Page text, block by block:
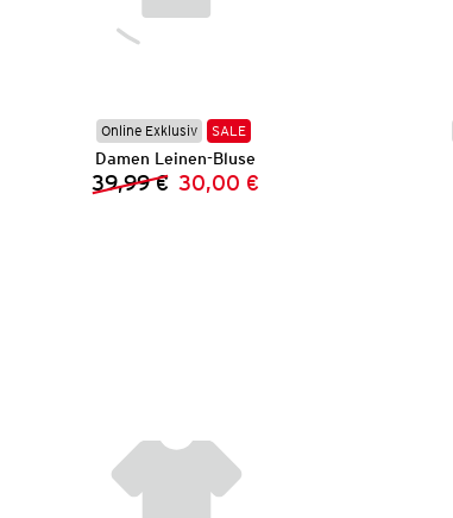
Online Exklusiv SALE
Damen Leinen-Bluse
Vorheriger Preis:
39,99 € Neuer Preis:
30,00 €